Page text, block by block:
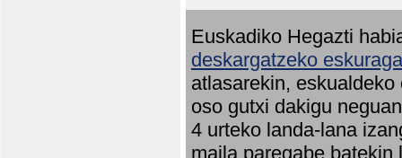
Euskadiko Hegazti
deskargatzeko
atlasarekin,
oso gutxi dakigu
4 urteko landa-lana
maila paregabe